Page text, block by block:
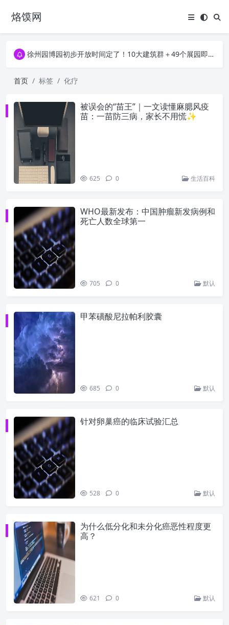
烙馍网16796个OpenClaw Skills合集下载｜总2.7G，压缩后仅738M，覆盖全场景技能
徐州园博园初步开放时间定了！10大建筑群＋49个展园即将亮相！
徐州园博园初步开放时间定了！10大建筑群＋49个展园即将亮相！
首页 标签 化疗
被误会的“苗王”｜一文读懂麻腮风疫
苗：一苗防三病，家长不用慌✨
625 0 生活百科
WHO最新发布：中国肿瘤新发病例和
死亡人数全球第一
705 0 默认
甲苯磺酸尼拉帕利胶囊
685 0 默认
针对卵巢癌的临床试验汇总
528 0 默认
为什么低分化和未分化癌恶性程度更
高？
621 0 默认